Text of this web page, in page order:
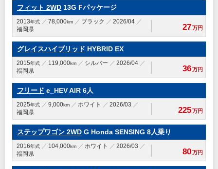
フィット 2WD 13G Fパッケージ
2013年式 78,000km ブラック
2026/04
福岡県
27万円
グレイスハイブリッド HYBRID EX
2015年式 119,000km シルバー
2026/04
福岡県
36万円
フリード e_HEV AIR 6人
2025年式 9,000km ホワイト
2026/03
福岡県
225万円
ステップワゴン 2WD G Honda SENSING 8人乗り
2016年式 104,000km ホワイト
2026/03
福岡県
80万円